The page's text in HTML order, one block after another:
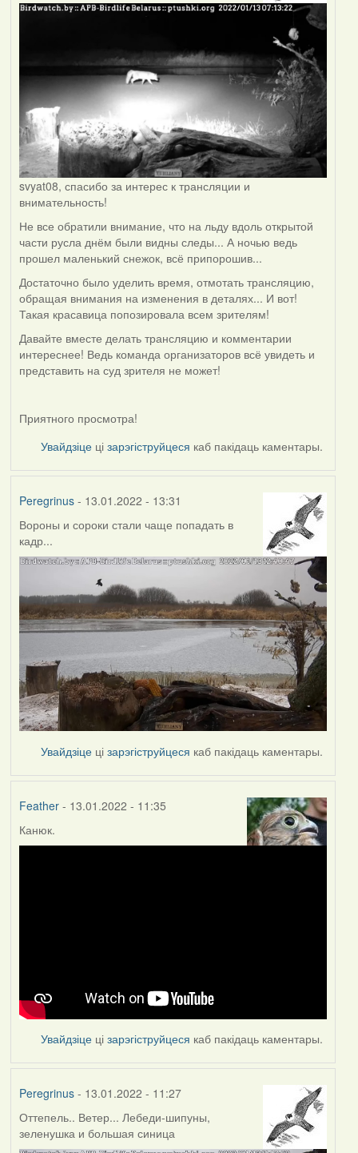
svyat08, спасибо за интерес к трансляции и
внимательность!
Не все обратили внимание, что на льду вдоль открытой
части русла днём были видны следы... А ночью ведь
прошел маленький снежок, всё припорошив...
Достаточно было уделить время, отмотать трансляцию,
обращая внимания на изменения в деталях... И вот!
Такая красавица попозировала всем зрителям!
Давайте вместе делать трансляцию и комментарии
интереснее! Ведь команда организаторов всё увидеть и
представить на суд зрителя не может!
Приятного просмотра!
Увайдзіце цізарэгіструйцеся каб пакідаць каментары.
Peregrinus- 13.01.2022 - 13:31
Вороны и сороки стали чаще попадать в
кадр...
Увайдзіце цізарэгіструйцеся каб пакідаць каментары.
Feather- 13.01.2022 - 11:35
Канюк.
Увайдзіце цізарэгіструйцеся каб пакідаць каментары.
Peregrinus- 13.01.2022 - 11:27
Оттепель.. Ветер... Лебеди-шипуны,
зеленушка и большая синица